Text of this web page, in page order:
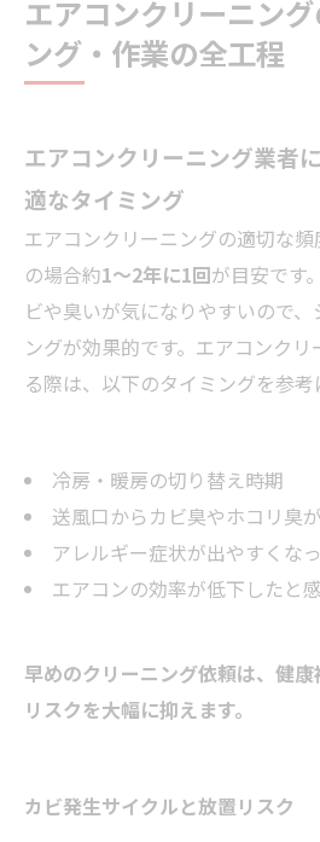
エアコンクリーニン
ング・作業の全工程
エアコンクリーニング業者
適なタイミング
エアコンクリーニングの適切な
の場合約1〜2年に1回が目安です
ビや臭いが気になりやすいので
ングが効果的です。エアコンク
る際は、以下のタイミングを参考
冷房・暖房の切り替え時期
送風口からカビ臭やホコリ臭
アレルギー症状が出やすくな
エアコンの効率が低下したと
早めのクリーニング依頼は、健
リスクを大幅に抑えます。
カビ発生サイクルと放置リスク